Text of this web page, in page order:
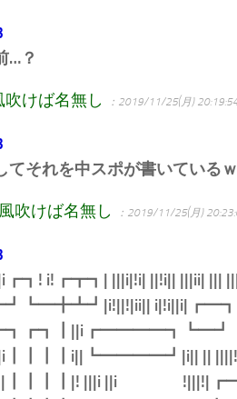
…？
吹けば名無し ：2019/11/25(月)
てそれを中スポが書いているｗ
風吹けば名無し ：2019/11/25(月)
i!┏┳┓| |||i|!i| ||!i|| |||ii| |||
||
||┃┃┃┃|! |||i ||i